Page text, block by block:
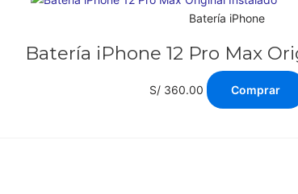
Batería iPhone
Batería iPhone 12 Pro Max
S/360.00 Comprar